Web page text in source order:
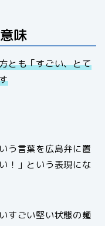
味
とも「すごい、とて
う言葉を広島弁に置
！」という表現にな
すごい堅い状態の麺